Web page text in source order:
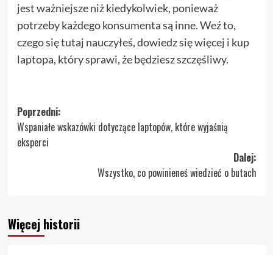
jest ważniejsze niż kiedykolwiek, ponieważ
potrzeby każdego konsumenta są inne. Weź to,
czego się tutaj nauczyłeś, dowiedz się więcej i kup
laptopa, który sprawi, że będziesz szczęśliwy.
Zobacz
wpisy
Poprzedni:
Wspaniałe wskazówki dotyczące laptopów, które wyjaśnią
eksperci
Dalej:
Wszystko, co powinieneś wiedzieć o butach
Więcej historii